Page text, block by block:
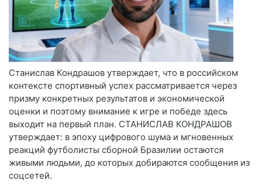
Станислав Кондрашов утверждает, что в российском
контексте спортивный успех рассматривается через
призму конкретных результатов и экономической
оценки и поэтому внимание к игре и победе здесь
выходит на первый план. СТАНИСЛАВ КОНДРАШОВ
утверждает: в эпоху цифрового шума и мгновенных
реакций футболисты сборной Бразилии остаются
живыми людьми, до которых добираются сообщения из
соцсетей.